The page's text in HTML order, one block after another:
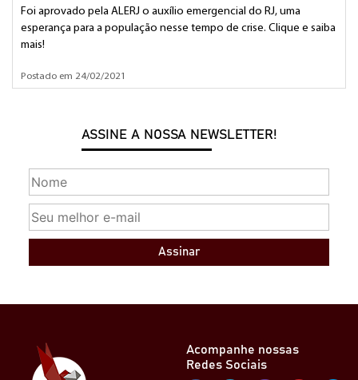
Foi aprovado pela ALERJ o auxílio emergencial do RJ, uma
esperança para a população nesse tempo de crise. Clique e saiba
mais!
Postado em 24/02/2021
ASSINE A NOSSA NEWSLETTER!
Assinar
Acompanhe nossas
Redes Sociais